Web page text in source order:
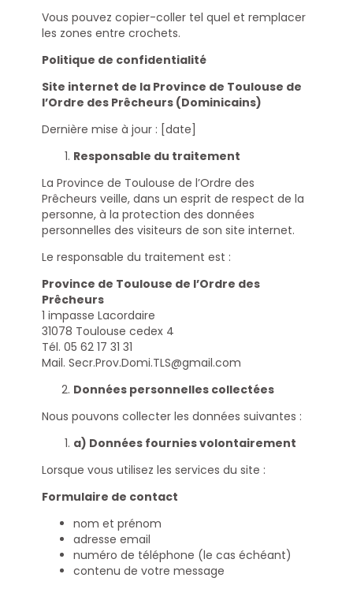
Vous pouvez copier-coller tel quel et remplacer
les zones entre crochets.
Politique de confidentialité
Site internet de la Province de Toulouse de
l’Ordre des Prêcheurs (Dominicains)
Dernière mise à jour : [date]
Responsable du traitement
La Province de Toulouse de l’Ordre des
Prêcheurs veille, dans un esprit de respect de la
personne, à la protection des données
personnelles des visiteurs de son site internet.
Le responsable du traitement est :
Province de Toulouse de l’Ordre des
Prêcheurs
1 impasse Lacordaire
31078 Toulouse cedex 4
Tél. 05 62 17 31 31
Mail. Secr.Prov.Domi.TLS@gmail.com
Données personnelles collectées
Nous pouvons collecter les données suivantes :
a) Données fournies volontairement
Lorsque vous utilisez les services du site :
Formulaire de contact
nom et prénom
adresse email
numéro de téléphone (le cas échéant)
contenu de votre message